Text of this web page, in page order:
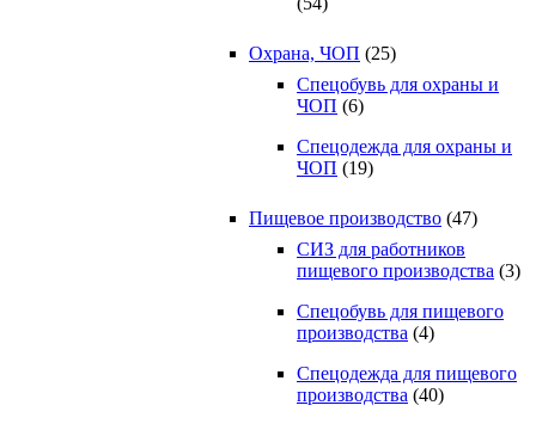
Охрана, ЧОП (25)
Спецобувь для охраны и
ЧОП (6)
Спецодежда для охраны и
ЧОП (19)
Пищевое производство (47)
СИЗ для работников
пищевого производства (3)
Спецобувь для пищевого
производства (4)
Спецодежда для пищевого
производства (40)